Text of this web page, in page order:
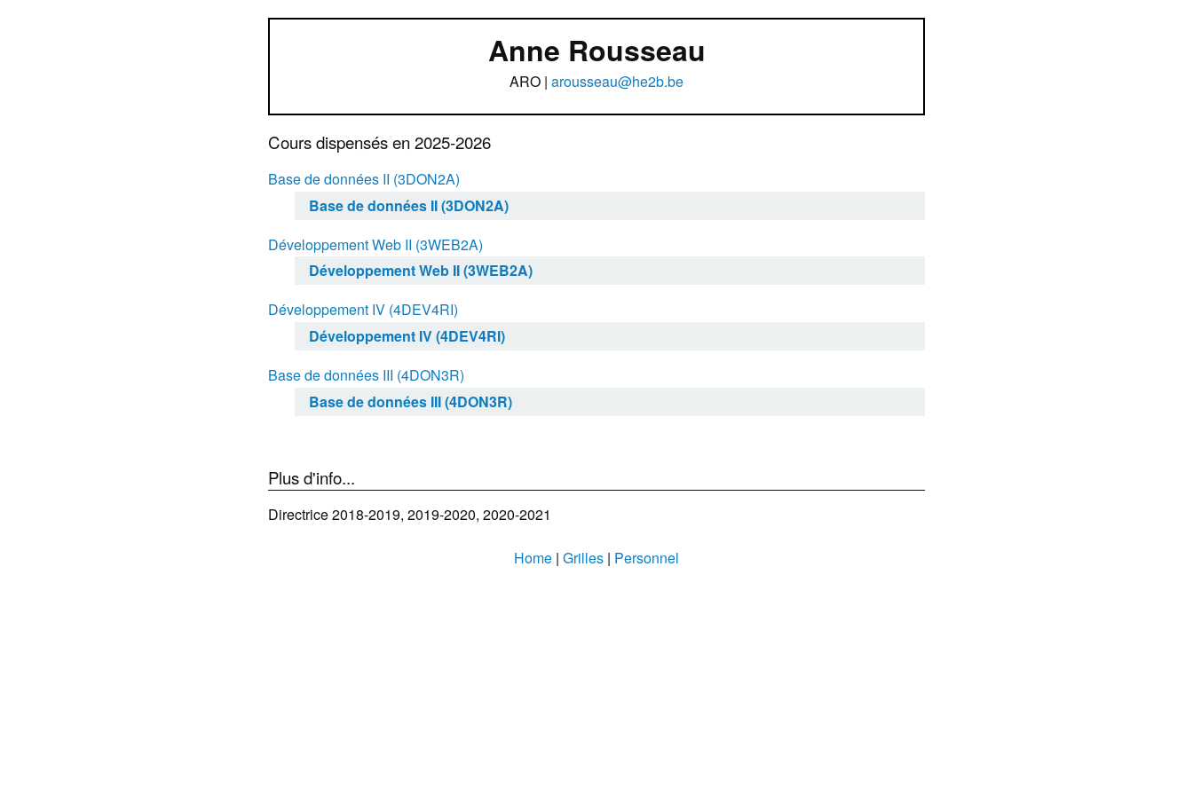
Anne Rousseau
ARO | arousseau@he2b.be
Cours dispensés en 2025-2026
Base de données II (3DON2A)
Base de données II (3DON2A)
Développement Web II (3WEB2A)
Développement Web II (3WEB2A)
Développement IV (4DEV4RI)
Développement IV (4DEV4RI)
Base de données III (4DON3R)
Base de données III (4DON3R)
Plus d'info...
Directrice 2018-2019, 2019-2020, 2020-2021
Home | Grilles | Personnel